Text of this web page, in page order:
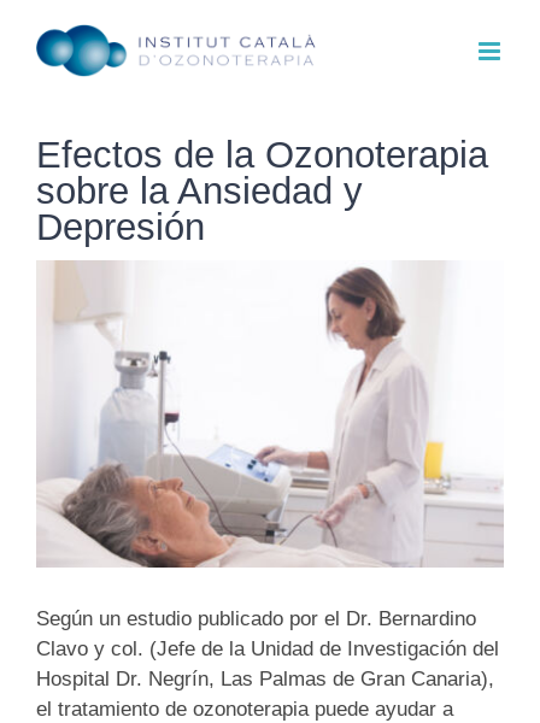
contenido
Efectos de la Ozonoterapia
sobre la Ansiedad y
Depresión
Según un estudio publicado por el Dr. Bernardino
Clavo y col. (Jefe de la Unidad de Investigación del
Hospital Dr. Negrín, Las Palmas de Gran Canaria),
el tratamiento de ozonoterapia puede ayudar a